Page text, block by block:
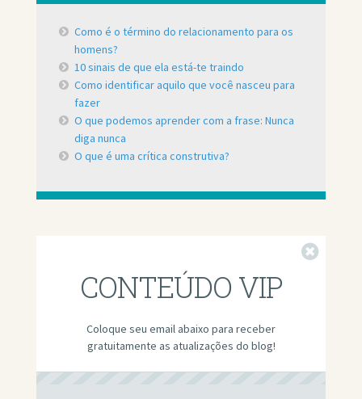
Como é o término do relacionamento para os
homens?
10 sinais de que ela está-te traindo
Como identificar aquilo que você nasceu para
fazer
O que podemos aprender com a frase: Nunca
diga nunca
O que é uma crítica construtiva?
CONTEÚDO VIP
Coloque seu email abaixo para receber
gratuitamente as atualizações do blog!